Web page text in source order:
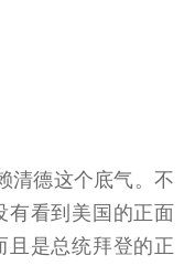
清德这个底气。不
有看到美国的正面
且是总统拜登的正